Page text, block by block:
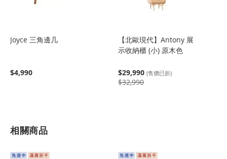
Joyce 三角邊几
$4,990
【北歐現代】Antony 展
示收納櫃 (小) 原木色
$29,990 (售價已折)
$32,990
相關商品